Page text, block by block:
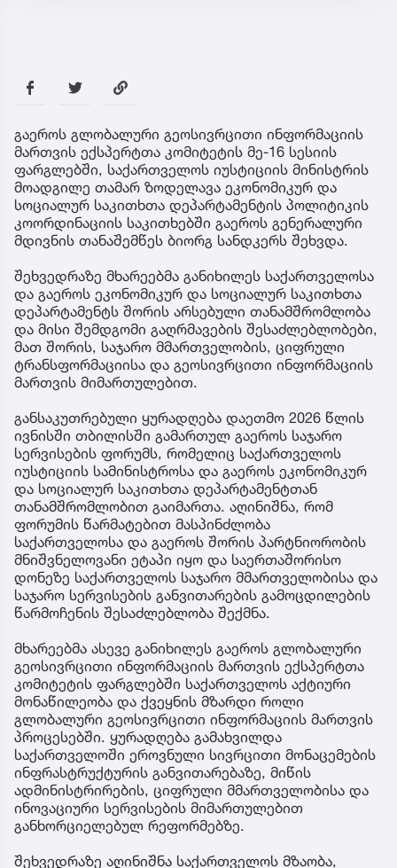
გაეროს გლობალური გეოსივრცითი ინფორმაციის
მართვის ექსპერტთა კომიტეტის მე-16 სესიის
ფარგლებში, საქართველოს იუსტიციის მინისტრის
მოადგილე თამარ ზოდელავა ეკონომიკურ და
სოციალურ საკითხთა დეპარტამენტის პოლიტიკის
კოორდინაციის საკითხებში გაეროს გენერალური
მდივნის თანაშემწეს ბიორგ სანდკერს შეხვდა.
შეხვედრაზე მხარეებმა განიხილეს საქართველოსა
და გაეროს ეკონომიკურ და სოციალურ საკითხთა
დეპარტამენტს შორის არსებული თანამშრომლობა
და მისი შემდგომი გაღრმავების შესაძლებლობები,
მათ შორის, საჯარო მმართველობის, ციფრული
ტრანსფორმაციისა და გეოსივრცითი ინფორმაციის
მართვის მიმართულებით.
განსაკუთრებული ყურადღება დაეთმო 2026 წლის
ივნისში თბილისში გამართულ გაეროს საჯარო
სერვისების ფორუმს, რომელიც საქართველოს
იუსტიციის სამინისტროსა და გაეროს ეკონომიკურ
და სოციალურ საკითხთა დეპარტამენტთან
თანამშრომლობით გაიმართა. აღინიშნა, რომ
ფორუმის წარმატებით მასპინძლობა
საქართველოსა და გაეროს შორის პარტნიორობის
მნიშვნელოვანი ეტაპი იყო და საერთაშორისო
დონეზე საქართველოს საჯარო მმართველობისა და
საჯარო სერვისების განვითარების გამოცდილების
წარმოჩენის შესაძლებლობა შექმნა.
მხარეებმა ასევე განიხილეს გაეროს გლობალური
გეოსივრცითი ინფორმაციის მართვის ექსპერტთა
კომიტეტის ფარგლებში საქართველოს აქტიური
მონაწილეობა და ქვეყნის მზარდი როლი
გლობალური გეოსივრცითი ინფორმაციის მართვის
პროცესებში. ყურადღება გამახვილდა
საქართველოში ეროვნული სივრცითი მონაცემების
ინფრასტრუქტურის განვითარებაზე, მიწის
ადმინისტრირების, ციფრული მმართველობისა და
ინოვაციური სერვისების მიმართულებით
განხორციელებულ რეფორმებზე.
შეხვედრაზე აღინიშნა საქართველოს მზაობა,